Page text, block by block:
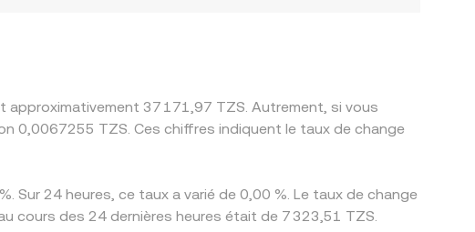
approximativement 37 171,97 TZS. Autrement, si vous
0,0067255 TZS. Ces chiffres indiquent le taux de change
Sur 24 heures, ce taux a varié de 0,00 %. Le taux de change
cours des 24 dernières heures était de 7 323,51 TZS.